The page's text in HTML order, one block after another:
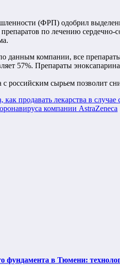
(ФРП) одобрил
по лечению
компании, все
57%. Препараты
с российским сырьем позволит
как продавать лекарства в
компании AstraZeneca
фундамента в Тюмени: